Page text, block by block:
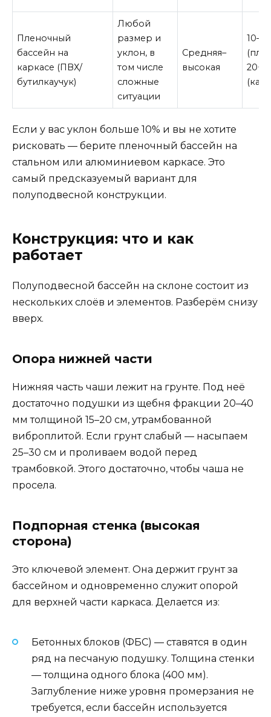
Пленочный
бассейн на
каркасе (ПВХ/
бутилкаучук)
Любой
размер и
уклон, в
том числе
сложные
ситуации
Средняя–
высокая
20+
Если у вас уклон больше 10% и вы не хотите
рисковать — берите пленочный бассейн на
стальном или алюминиевом каркасе. Это
самый предсказуемый вариант для
полуподвесной конструкции.
Конструкция: что и как
работает
Полуподвесной бассейн на склоне состоит из
нескольких слоёв и элементов. Разберём снизу
вверх.
Опора нижней части
Нижняя часть чаши лежит на грунте. Под неё
достаточно подушки из щебня фракции 20–40
мм толщиной 15–20 см, утрамбованной
виброплитой. Если грунт слабый — насыпаем
25–30 см и проливаем водой перед
трамбовкой. Этого достаточно, чтобы чаша не
просела.
Подпорная стенка (высокая
сторона)
Это ключевой элемент. Она держит грунт за
бассейном и одновременно служит опорой
для верхней части каркаса. Делается из:
Бетонных блоков (ФБС) — ставятся в один
ряд на песчаную подушку. Толщина стенки
— толщина одного блока (400 мм).
Заглубление ниже уровня промерзания не
требуется, если бассейн используется